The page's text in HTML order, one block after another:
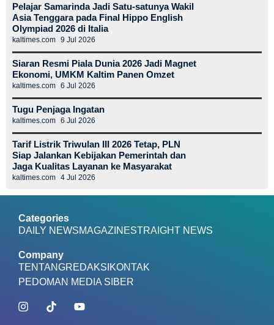
Pelajar Samarinda Jadi Satu-satunya Wakil
Asia Tenggara pada Final Hippo English
Olympiad 2026 di Italia
kaltimes.com 9 Jul 2026
Siaran Resmi Piala Dunia 2026 Jadi Magnet
Ekonomi, UMKM Kaltim Panen Omzet
kaltimes.com 6 Jul 2026
Tugu Penjaga Ingatan
kaltimes.com 6 Jul 2026
Tarif Listrik Triwulan III 2026 Tetap, PLN
Siap Jalankan Kebijakan Pemerintah dan
Jaga Kualitas Layanan ke Masyarakat
kaltimes.com 4 Jul 2026
Categories
DAILY NEWSMAGAZINESTRAIGHT NEWS
Company
TENTANGREDAKSI KONTAK
PEDOMAN MEDIA SIBER